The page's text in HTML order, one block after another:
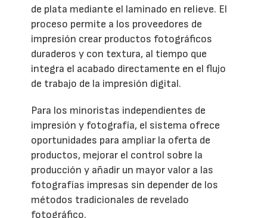
de plata mediante el laminado en relieve. El
proceso permite a los proveedores de
impresión crear productos fotográficos
duraderos y con textura, al tiempo que
integra el acabado directamente en el flujo
de trabajo de la impresión digital.
Para los minoristas independientes de
impresión y fotografía, el sistema ofrece
oportunidades para ampliar la oferta de
productos, mejorar el control sobre la
producción y añadir un mayor valor a las
fotografías impresas sin depender de los
métodos tradicionales de revelado
fotográfico.